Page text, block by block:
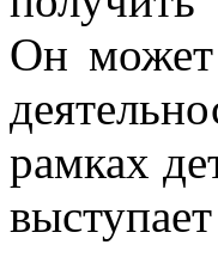
Он может
рамках